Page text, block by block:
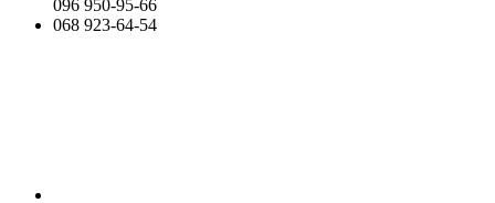
096 950-95-66
068 923-64-54